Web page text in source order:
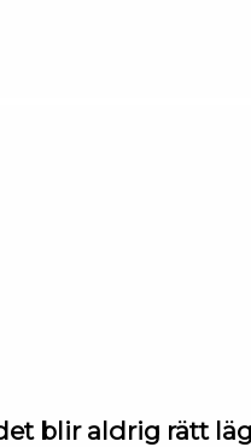
blir aldrig rätt